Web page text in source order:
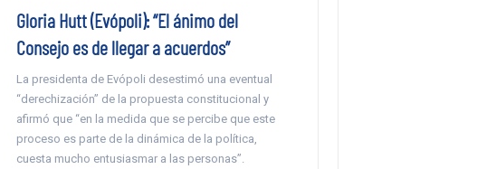
Gloria Hutt (Evópoli): “El ánimo del
Consejo es de llegar a acuerdos”
La presidenta de Evópoli desestimó una eventual
“derechización” de la propuesta constitucional y
afirmó que “en la medida que se percibe que este
proceso es parte de la dinámica de la política,
cuesta mucho entusiasmar a las personas”.